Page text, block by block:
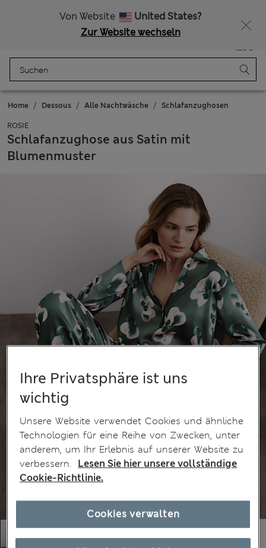
Von Website
United States?
Zur Website wechseln
Tasche
Home Dessous Alle Nachtwäsche Schlafanzughosen
ROSIE
Schlafanzughose aus Satin mit
Blumenmuster
Ihre Privatsphäre ist uns
wichtig
Unsere Website verwendet Cookies und ähnliche
Technologien für eine Reihe von Zwecken, unter
anderem, um Ihr Erlebnis auf unserer Website zu
verbessern.
Lesen Sie hier unsere vollständige
Cookie-Richtlinie.
Cookies verwalten